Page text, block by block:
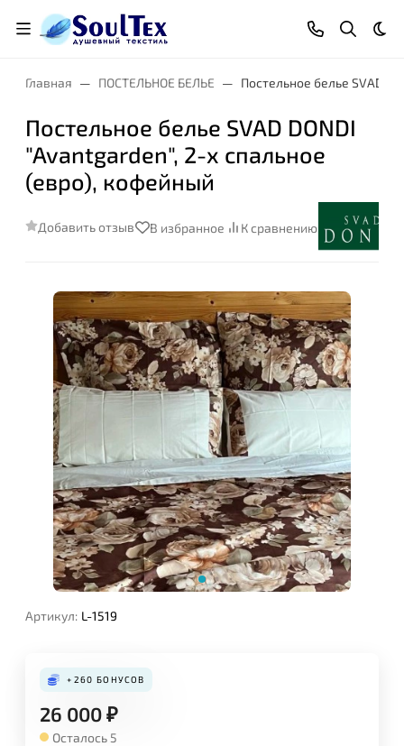
Главная ПОСТЕЛЬНОЕ БЕЛЬЕ Постельное белье SVAD
Постельное белье SVAD DONDI
"Avantgarden", 2-х спальное
(евро), кофейный
Добавить отзыв В избранное К сравнению
Артикул: L-1519
+260 БОНУСОВ
26 000₽
Осталось 5